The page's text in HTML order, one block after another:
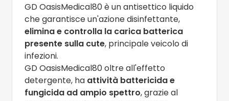
GD OasisMedical80 è un antisettico liquido
che garantisce un'azione disinfettante,
elimina e controlla la carica batterica
presente sulla cute, principale veicolo di
infezioni.
GD OasisMedical80 oltre all'effetto
detergente, ha attività battericida e
fungicida ad ampio spettro, grazie al